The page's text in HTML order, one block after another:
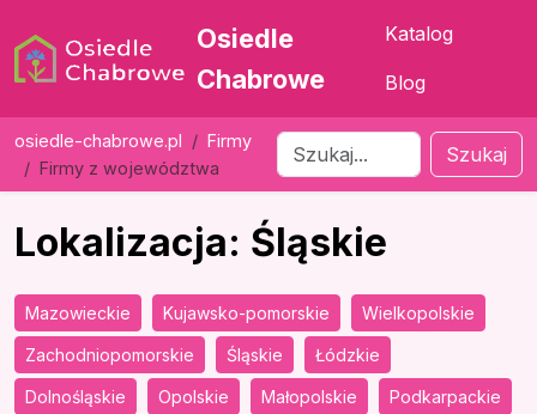
Osiedle
Chabrowe
Katalog
Blog
osiedle-chabrowe.pl
Firmy
Firmy z województwa
Szukaj
Lokalizacja: Śląskie
Mazowieckie Kujawsko-pomorskie Wielkopolskie
Zachodniopomorskie Śląskie Łódzkie
Dolnośląskie Opolskie Małopolskie Podkarpackie